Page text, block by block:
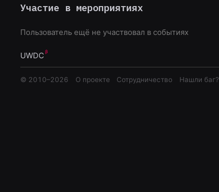
Участие в мероприятиях
Пользователь ещё не участвовал в событиях
UWDC
© 2010–2026 О проекте Сотрудничество Нашли баг?